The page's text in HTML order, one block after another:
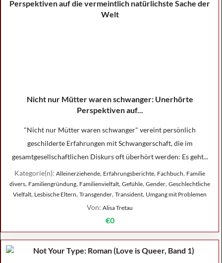
Nicht nur Mütter waren schwanger: Unerhörte
Perspektiven auf...
"Nicht nur Mütter waren schwanger" vereint persönlich
geschilderte Erfahrungen mit Schwangerschaft, die im
gesamtgesellschaftlichen Diskurs oft überhört werden: Es geht...
Kategorie(n): Alleinerziehende, Erfahrungsberichte, Fachbuch, Familie
divers, Familiengründung, Familienvielfalt, Gefühle, Gender, Geschlechtliche
Vielfalt, Lesbische Eltern, Transgender, Transident, Umgang mit Problemen
Von: Alisa Tretau
€0